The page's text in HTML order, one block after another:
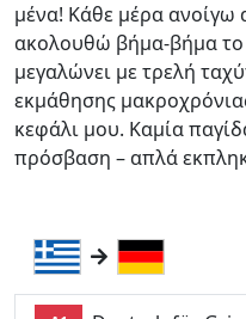
μένα! Κάθε μέρα
ακολουθώ βήμα-βήμα το
μεγαλώνει με τρελή
εκμάθησης
κεφάλι μου. Καμία
πρόσβαση – απλά